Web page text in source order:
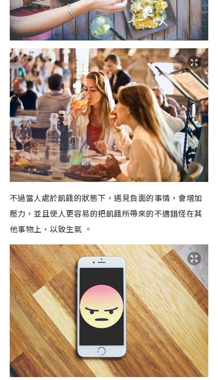
不過當人處於飢餓的狀態下，遇見負面的事情，會增加
壓力，並且使人更容易的把飢餓所帶來的不適錯怪在其
他事物上，以致生氣 。